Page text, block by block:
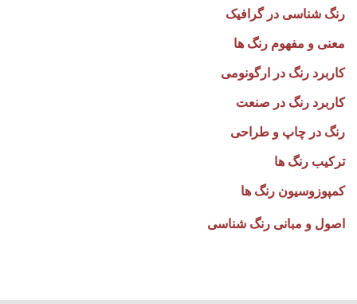
رنگ شناسی در گرافیک
معنی و مفهوم رنگ ها
کاربرد رنگ در ارگونومی
کاربرد رنگ در صنعت
رنگ در چاپ و طراحی
ترکیب رنگ ها
کمپوزوسیون رنگ ها
اصول و مبانی رنگ شناسی